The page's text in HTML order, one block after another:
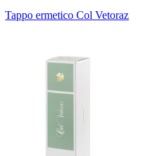
Tappo ermetico Col Vetoraz